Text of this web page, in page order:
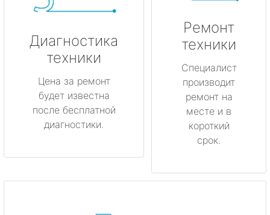
Диагностика
техники
Цена за ремонт
будет известна
после бесплатной
диагностики.
Ремонт
техники
Специалист
производит
ремонт на
месте и в
короткий
срок.